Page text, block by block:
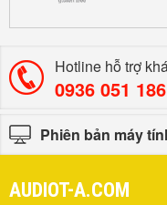
Hotline hỗ trợ
0936 051
Phiên bản máy
AUDIOT-A.COM